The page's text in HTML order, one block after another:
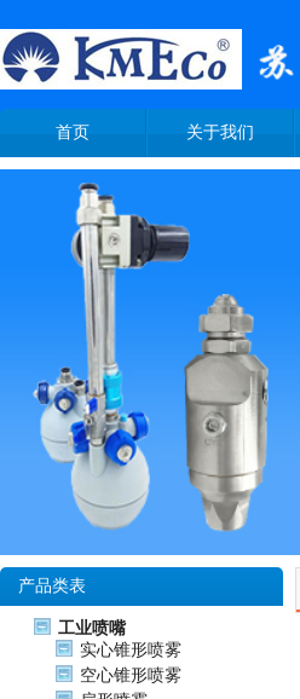
首页 关于我们
产品类表
工业喷嘴
实心锥形喷雾
空心锥形喷雾